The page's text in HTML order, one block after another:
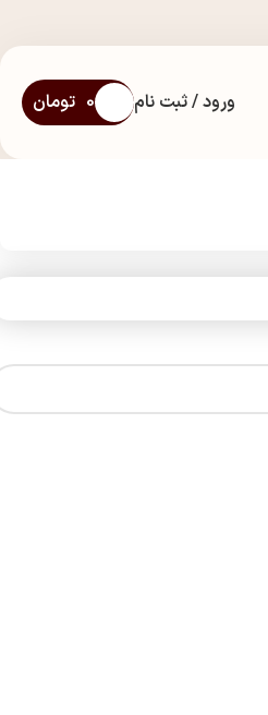
ورود / ثبت نام 0 تومان